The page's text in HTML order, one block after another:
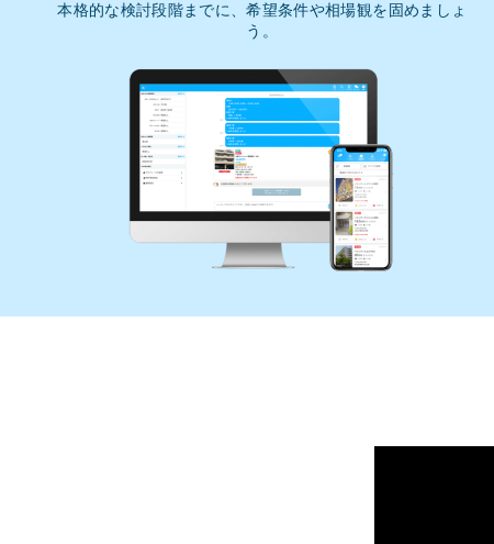
本格的な検討段階までに、希望条件や相場観を固めましょ
う。